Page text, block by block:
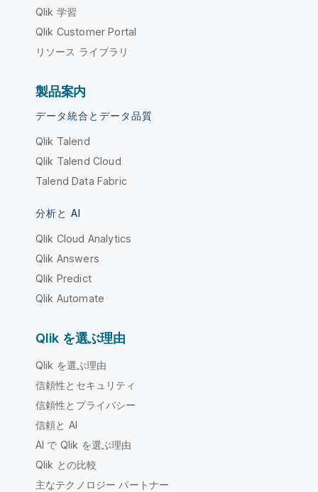
Qlik 学習
Qlik Customer Portal
リソース ライブラリ
製品案内
データ統合とデータ品質
Qlik Talend
Qlik Talend Cloud
Talend Data Fabric
分析と AI
Qlik Cloud Analytics
Qlik Answers
Qlik Predict
Qlik Automate
Qlik を選ぶ理由
Qlik を選ぶ理由
信頼性とセキュリティ
信頼性とプライバシー
信頼と AI
AI で Qlik を選ぶ理由
Qlik との比較
主なテクノロジー パートナー